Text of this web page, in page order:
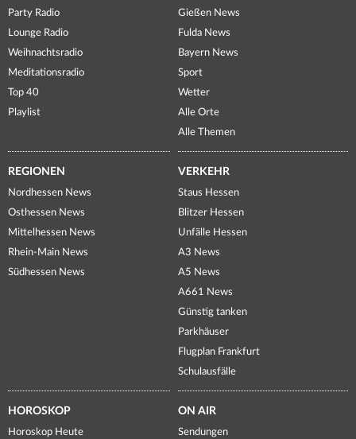
Party Radio
Lounge Radio
Weihnachtsradio
Meditationsradio
Top 40
Playlist
Gießen News
Fulda News
Bayern News
Sport
Wetter
Alle Orte
Alle Themen
REGIONEN
Nordhessen News
Osthessen News
Mittelhessen News
Rhein-Main News
Südhessen News
VERKEHR
Staus Hessen
Blitzer Hessen
Unfälle Hessen
A3 News
A5 News
A661 News
Günstig tanken
Parkhäuser
Flugplan Frankfurt
Schulausfälle
HOROSKOP
Horoskop Heute
ON AIR
Sendungen